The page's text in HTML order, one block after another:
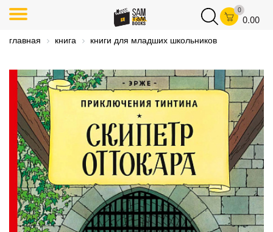
0
0.00
главная книга книги для младших школьников